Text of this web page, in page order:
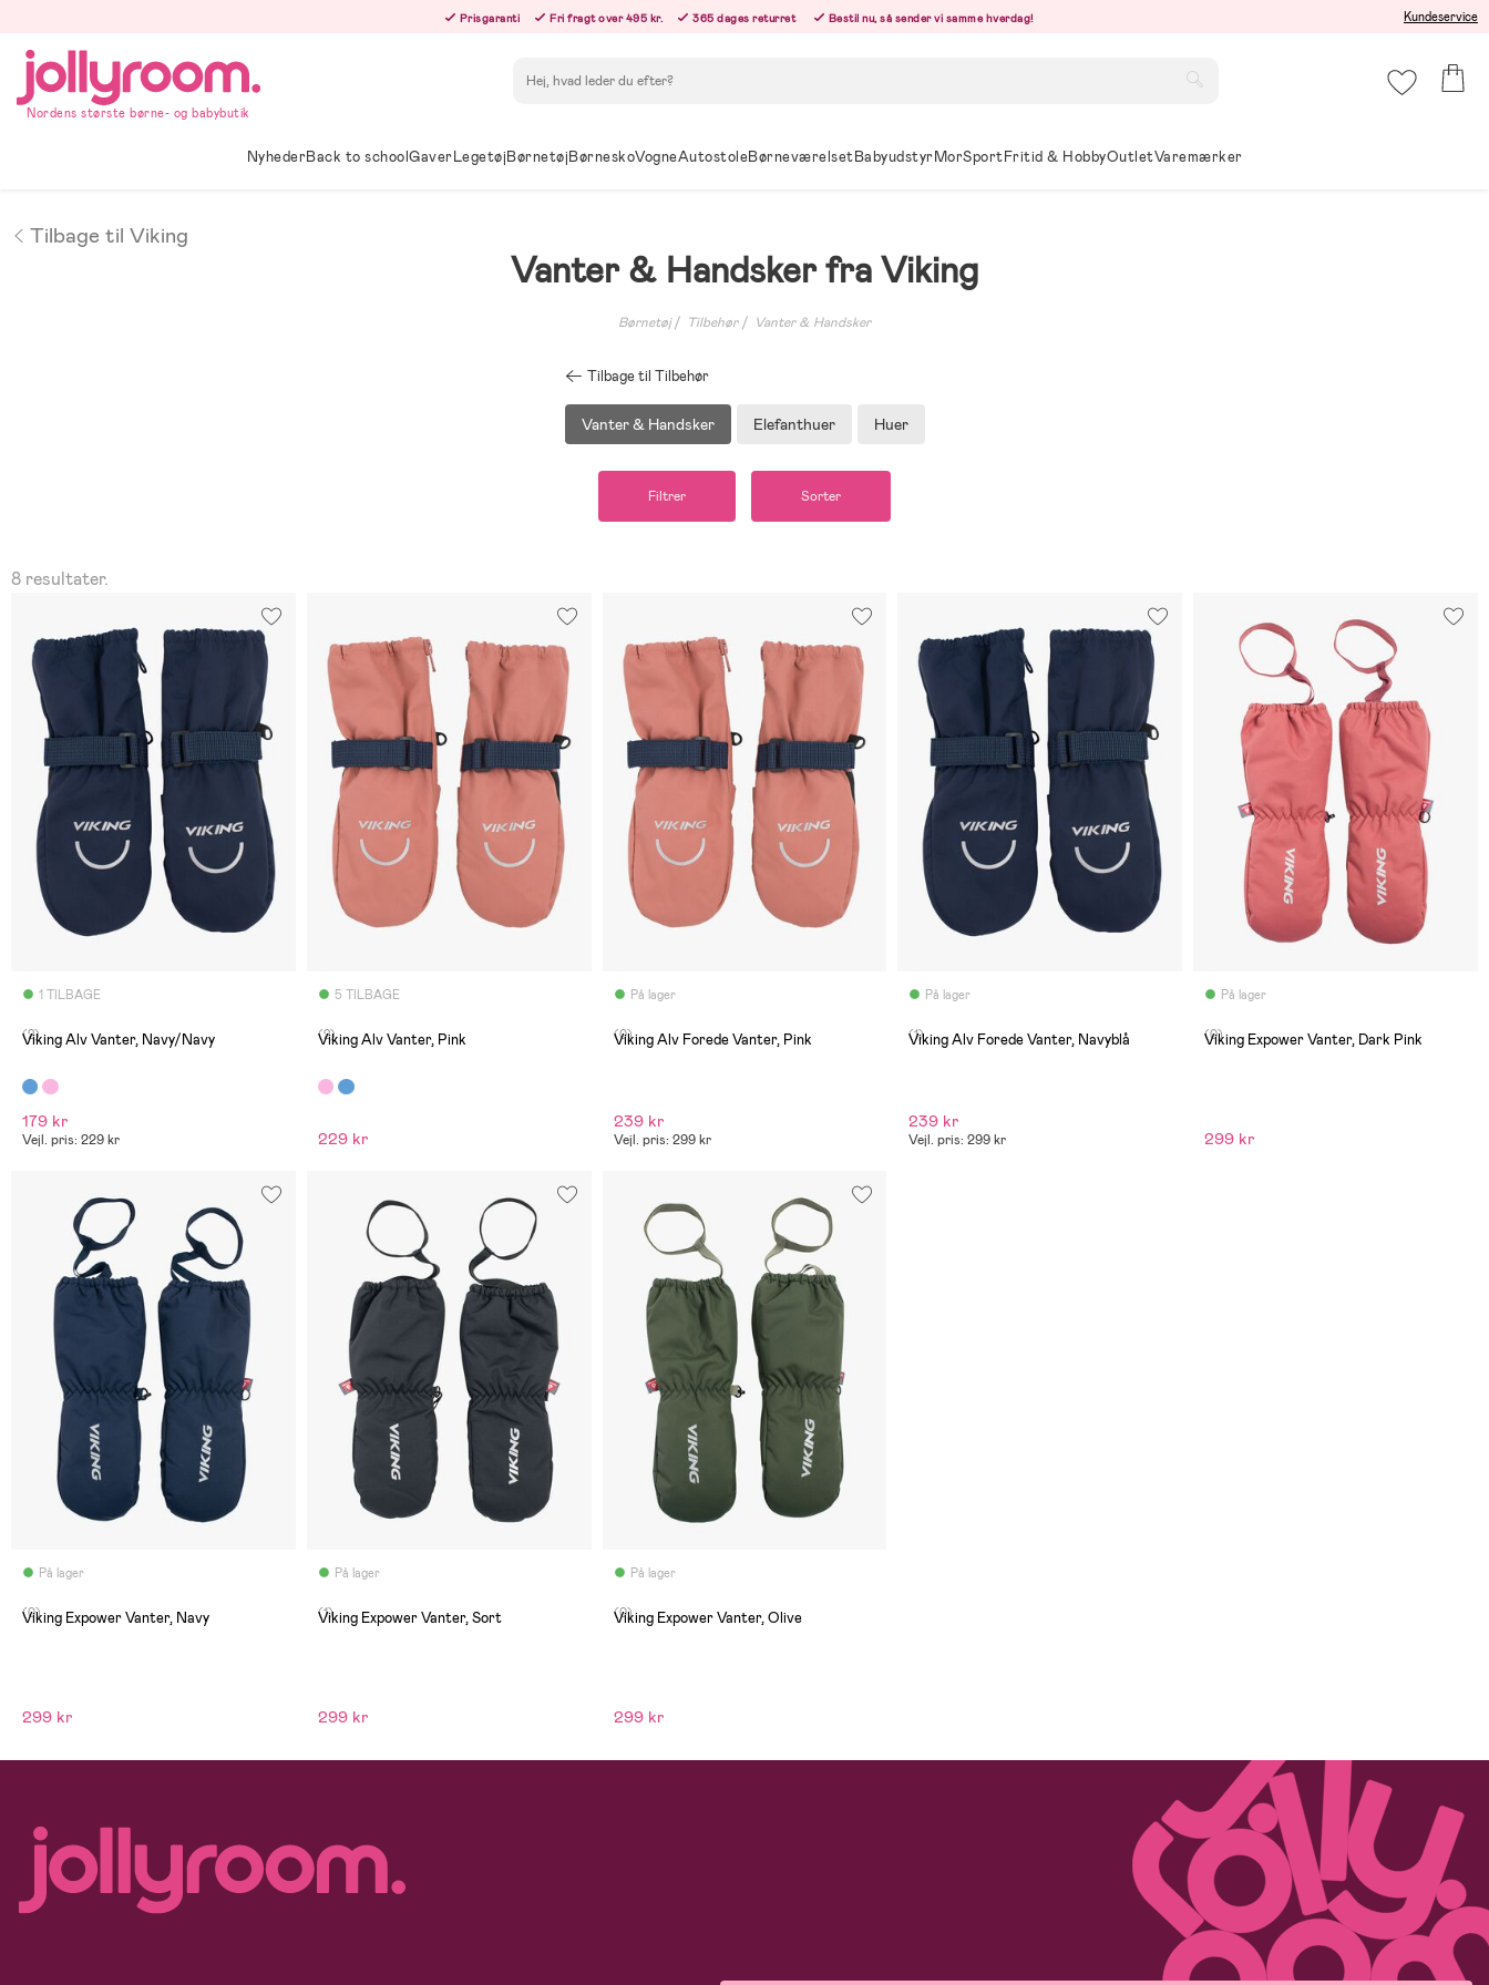
innehållet
Prisgaranti Fri fragt over 495 kr. 365 dages returret Bestil nu, så sender vi samme hverdag! Kundeservice
Nordens største børne- og babybutik
NyhederBack to schoolGaverLegetøjBørnetøjBørneskoVogneAutostoleBørneværelsetBabyudstyrMorSportFritid & HobbyOutletVaremærker
Tilbage til Viking
Vanter & Handsker fra Viking
Børnetøj Tilbehør Vanter & Handsker
Tilbage til Tilbehør
Vanter & Handsker Elefanthuer Huer
Filtrer Sorter
8 resultater.
1 TILBAGE
(2)
Viking Alv Vanter, Navy/Navy
179 kr
Vejl. pris: 229 kr
5 TILBAGE
(2)
Viking Alv Vanter, Pink
229 kr
På lager
(0)
Viking Alv Forede Vanter, Pink
239 kr
Vejl. pris: 299 kr
På lager
(1)
Viking Alv Forede Vanter, Navyblå
239 kr
Vejl. pris: 299 kr
På lager
(0)
Viking Expower Vanter, Dark Pink
299 kr
På lager
(0)
Viking Expower Vanter, Navy
299 kr
På lager
(1)
Viking Expower Vanter, Sort
299 kr
På lager
(0)
Viking Expower Vanter, Olive
299 kr